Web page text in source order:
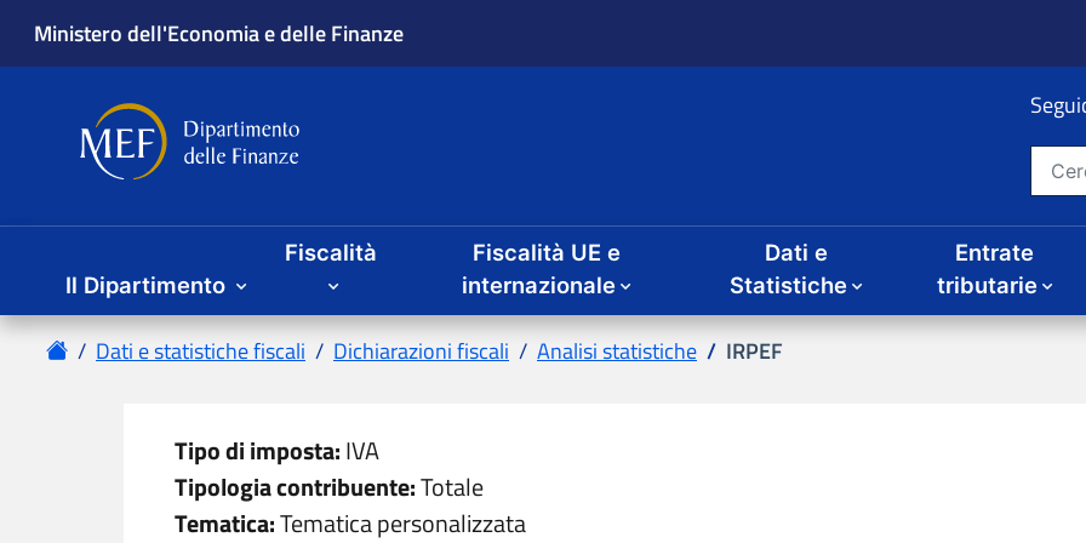
Ministero dell'Economia e delle Finanze
Dipartimento delle Finanze Cerca nel
Menu principale
Il Dipartimento
Fiscalità
Fiscalità UE e
internazionale
Dati e
Statistiche
Entrate
tributarie
HomeDati e statistiche fiscali Dichiarazioni fiscali Analisi statistiche IRPEF
Tipo di imposta:IVA
Tipologia contribuente:Totale
Tematica:Tematica personalizzata